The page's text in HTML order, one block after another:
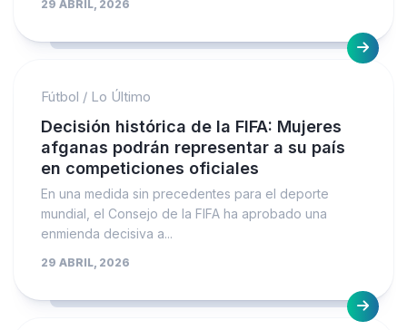
29 ABRIL, 2026
Fútbol / Lo Último
Decisión histórica de la FIFA: Mujeres
afganas podrán representar a su país
en competiciones oficiales
En una medida sin precedentes para el deporte
mundial, el Consejo de la FIFA ha aprobado una
enmienda decisiva a...
29 ABRIL, 2026